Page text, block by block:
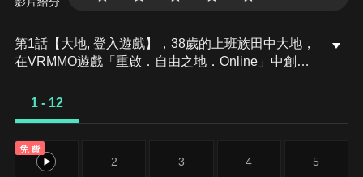
第1話【大地, 登入遊戲】，38歲的上班族田中大地，
在VRMMO遊戲「重啟．自由之地．Online」中創建
和茲維、米莉兩位玩家成為朋友。為了避免引人注
竟然能產生意料之外的強力效力。大地在結束打獵
後，他擁有的另一個不好用的技能「製藥」也有了活
1 - 12
免費
1 2 3 4 5